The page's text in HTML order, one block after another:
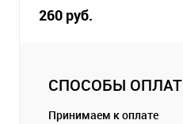
260 руб.
СПОСОБЫ
Принимаем к оплате